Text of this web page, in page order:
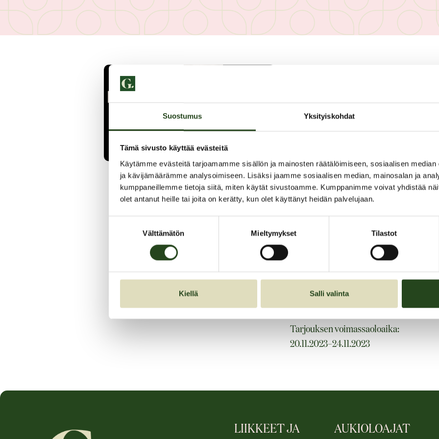
Suostumus Yksityiskohdat
Tämä sivusto käyttää evästeitä
Käytämme evästeitä tarjoamamme sisällön ja mainosten räätälöimiseen, sosiaalisen
ja kävijämäärämme analysoimiseen. Lisäksi jaamme sosiaalisen median, mainosalan ja
kumppaneillemme tietoja siitä, miten käytät sivustoamme. Kumppanimme voivat yhdistää
olet antanut heille tai joita on kerätty, kun olet käyttänyt heidän palvelujaan.
Välttämätön Mieltymykset Tilastot
Kiellä Salli valinta
BLACK FRIDAY
Kaamosaika on parasta aikaa
paita päällä, jonka printti loistaa
rehellinen tarjous pimeään hintaan,
Pari pimeää tarjousta
Tarjouksen voimassaoloaika:
20.11.2023–24.11.2023
LIIKKEET JA AUKIOLOAJAT